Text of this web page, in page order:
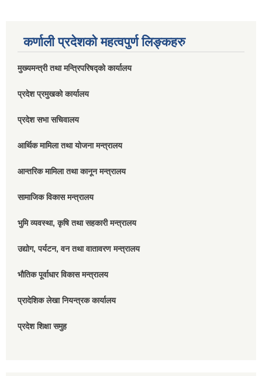
कर्णाली प्रदेशको महत्वपुर्ण लिङ्कहरु
मुख्यमन्त्री तथा मन्त्रिपरिषद्को कार्यालय
प्रदेश प्रमुखको कार्यालय
प्रदेश सभा सचिवालय
आर्थिक मामिला तथा योजना मन्त्रालय
आन्तरिक मामिला तथा कानून मन्त्रालय
सामाजिक विकास मन्त्रालय
भुमि व्यवस्था, कृषि तथा सहकारी मन्त्रालय
उद्योग, पर्यटन, वन तथा वातावरण मन्त्रालय
भौतिक पूर्वाधार विकास मन्त्रालय
प्रादेशिक लेखा नियन्त्रक कार्यालय
प्रदेश शिक्षा समुह